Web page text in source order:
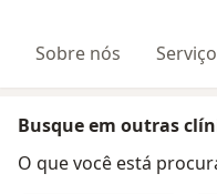
Sobre nós
Busque em outras
O que você está